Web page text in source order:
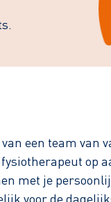
een team van
op
met je